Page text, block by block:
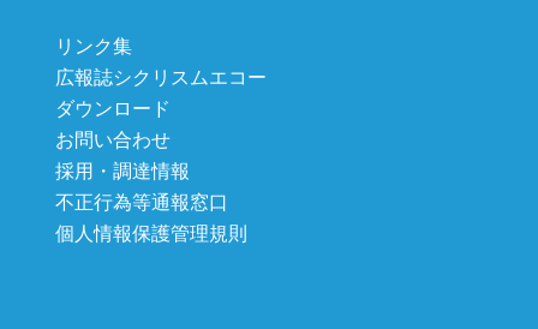
リンク集
広報誌シクリスムエコー
ダウンロード
お問い合わせ
採用・調達情報
不正行為等通報窓口
個人情報保護管理規則